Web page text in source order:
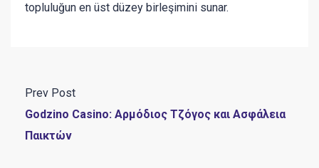
topluluğun en üst düzey birleşimini sunar.
Prev Post
Godzino Casino: Αρμόδιος Τζόγος και Ασφάλεια
Παικτών